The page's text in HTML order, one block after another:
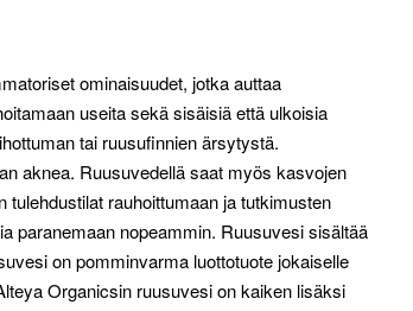
ominaisuudet, jotka auttaa
useita sekä sisäisiä että ulkoisia
tai ruusufinnien ärsytystä.
aknea. Ruusuvedellä saat myös kasvojen
tulehdustilat rauhoittumaan ja tutkimusten
paranemaan nopeammin. Ruusuvesi sisältää
on pomminvarma luottotuote jokaiselle
Organicsin ruusuvesi on kaiken lisäksi